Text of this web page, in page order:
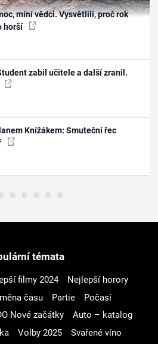
míní vědci. Vysvětlili, proč rok
horší
zabil učitele a další zranil.
Knížákem: Smuteční řec
témata
filmy 2024
Nejlepší horory
času Partie
Počasí
Nové začátky
Auto – katalog
Volby 2025
Svařené víno